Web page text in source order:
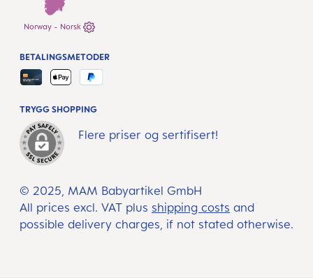
Norway - Norsk
© 2025, MAM Babyartikel GmbH
All prices excl. VAT plus shipping costs and
possible delivery charges, if not stated otherwise.
TRYGG SHOPPING
Flere priser og sertifisert!
BETALINGSMETODER